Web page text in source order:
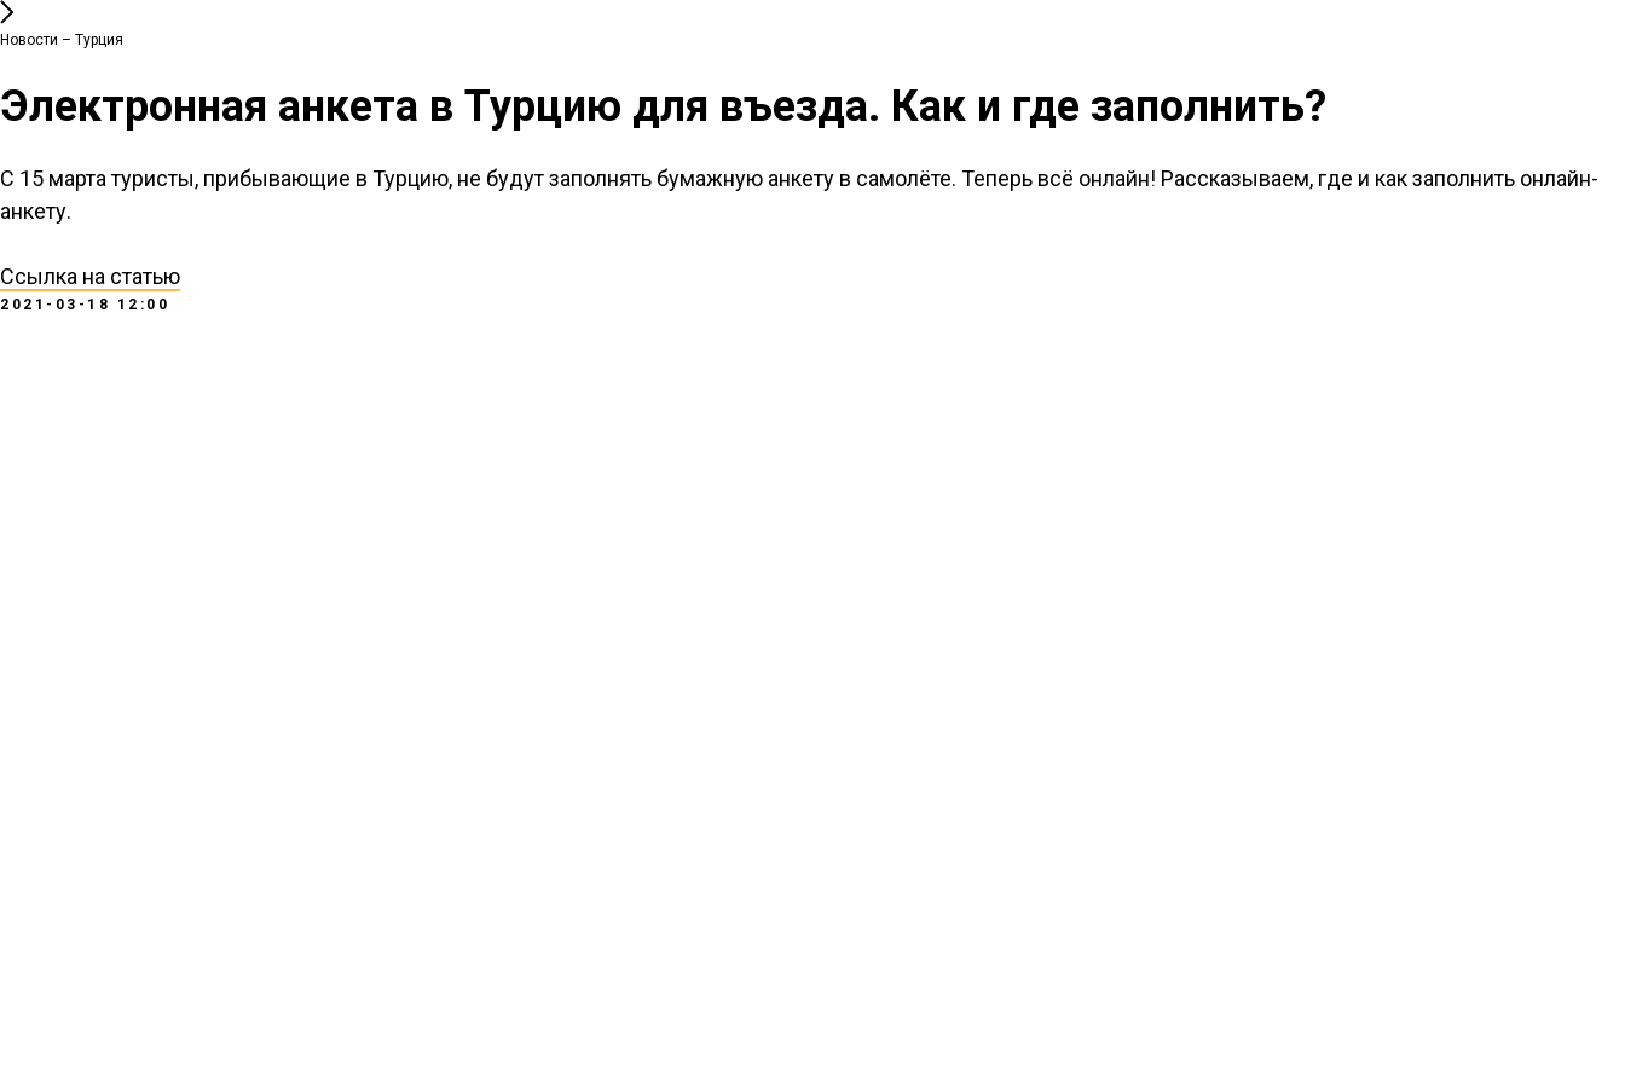
Новости – Турция
Электронная анкета в Турцию для въезда. Как и где заполнить?
С 15 марта туристы, прибывающие в Турцию, не будут заполнять бумажную анкету в самолёте. Теперь всё онлайн! Рассказываем, где и как заполнить онлайн-
анкету.
Ссылка на статью
2021-03-18 12:00